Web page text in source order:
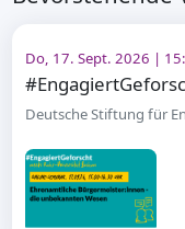
Do, 17. Sept. 2026 |
Deutsche Stiftung für